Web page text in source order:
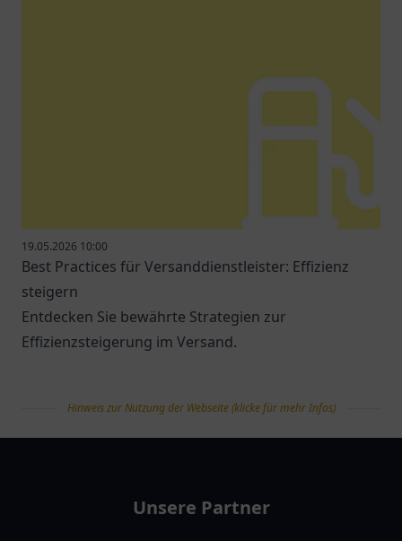
19.05.2026 10:00
Best Practices für Versanddienstleister: Effizienz
steigern
Entdecken Sie bewährte Strategien zur
Effizienzsteigerung im Versand.
Hinweis zur Nutzung der Webseite (klicke für mehr Infos)
Unsere Partner